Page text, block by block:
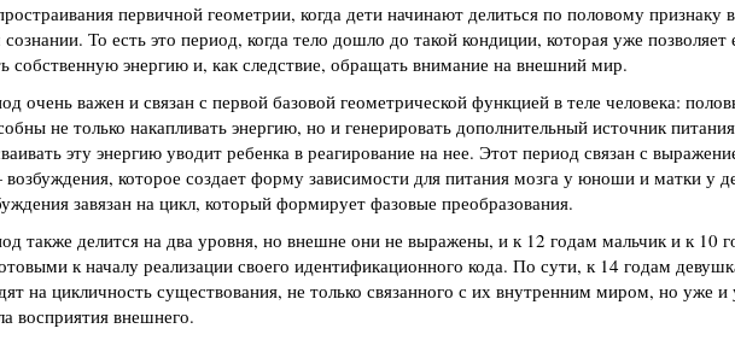
первичной геометрии, когда дети начинают делиться по половому признаку
То есть это период, когда тело дошло до такой кондиции, которая уже позволяет
собственную энергию и, как следствие, обращать внимание на внешний мир.
очень важен и связан с первой базовой геометрической функцией в теле человека:
не только накапливать энергию, но и генерировать дополнительный источник
эту энергию уводит ребенка в реагирование на нее. Этот период связан с
которое создает форму зависимости для питания мозга у юноши и матки у
завязан на цикл, который формирует фазовые преобразования.
также делится на два уровня, но внешне они не выражены, и к 12 годам мальчик и к 10
к началу реализации своего идентификационного кода. По сути, к 14 годам
на цикличность существования, не только связанного с их внутренним миром, но уже и
восприятия внешнего.